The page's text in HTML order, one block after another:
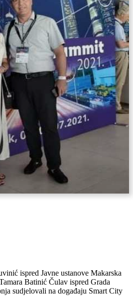
ispred Javne ustanove Makarska
Batinić Čulav ispred Grada
sudjelovali na događaju Smart City